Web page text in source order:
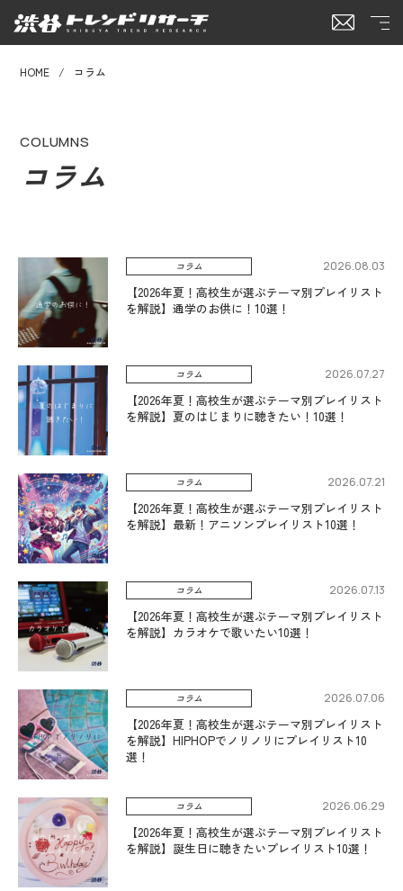
HOME コラム
COLUMNS
コラム
コラム 2026.08.03
【2026年夏！高校生が選ぶテーマ別プレイリスト
を解説】通学のお供に！10選！
コラム 2026.07.27
【2026年夏！高校生が選ぶテーマ別プレイリスト
を解説】夏のはじまりに聴きたい！10選！
コラム 2026.07.21
【2026年夏！高校生が選ぶテーマ別プレイリスト
を解説】最新！アニソンプレイリスト10選！
コラム 2026.07.13
【2026年夏！高校生が選ぶテーマ別プレイリスト
を解説】カラオケで歌いたい10選！
コラム 2026.07.06
【2026年夏！高校生が選ぶテーマ別プレイリスト
を解説】HIPHOPでノリノリにプレイリスト10
選！
コラム 2026.06.29
【2026年夏！高校生が選ぶテーマ別プレイリスト
を解説】誕生日に聴きたいプレイリスト10選！